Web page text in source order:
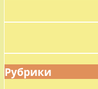
Рубрики